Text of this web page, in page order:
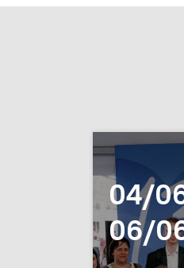
04/
06/